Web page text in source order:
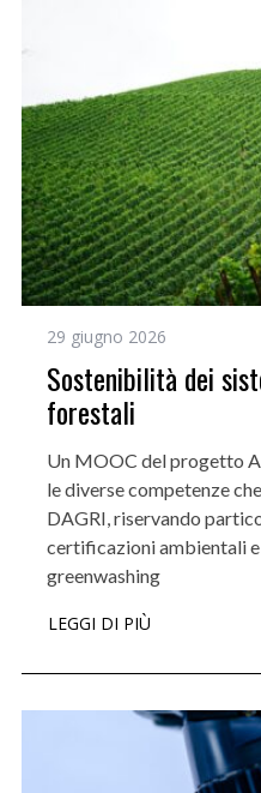
29 giugno 2026
Sostenibilità dei
forestali
Un MOOC del progetto
le diverse competenze
DAGRI, riservando
certificazioni ambientali
greenwashing
LEGGI DI PIÙ